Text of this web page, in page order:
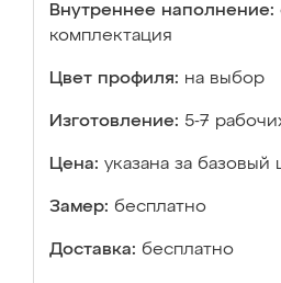
Внутреннее наполнение:
комплектация
Цвет профиля: на выбор
Изготовление: 5-7
Цена: указана за базовый
Замер: бесплатно
Доставка: бесплатно